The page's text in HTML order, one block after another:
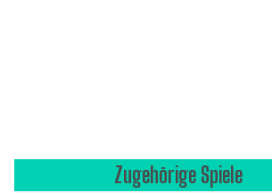
Zugehörige Spiele